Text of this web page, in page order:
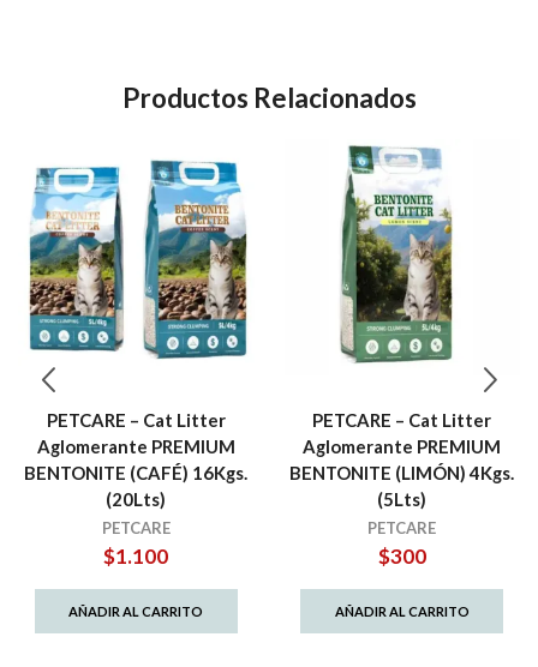
Productos Relacionados
PETCARE – Cat Litter
Aglomerante PREMIUM
BENTONITE (CAFÉ) 16Kgs.
(20Lts)
PETCARE
$1.100
AÑADIR AL CARRITO
PETCARE – Cat Litter
Aglomerante PREMIUM
BENTONITE (LIMÓN) 4Kgs.
(5Lts)
PETCARE
$300
AÑADIR AL CARRITO